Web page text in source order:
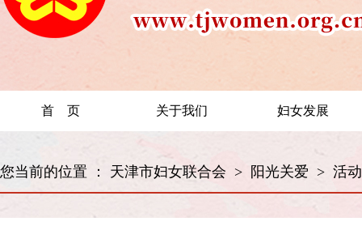
首 页 关于我们 妇女发展
您当前的位置 ： 天津市妇女联合会 > 阳光关爱 > 活